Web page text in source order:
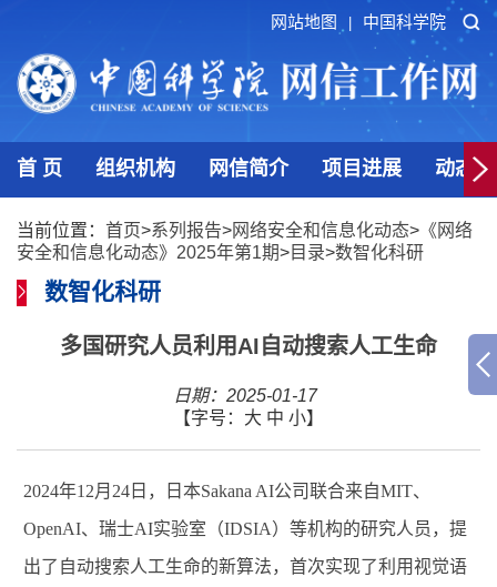
网站地图 中国科学院
首 页 组织机构 网信简介 项目进展 动态
当前位置： 首页>系列报告>网络安全和信息化动态> 《网络
安全和信息化动态》2025年第1期>目录>数智化科研
数智化科研
多国研究人员利用AI自动搜索人工生命
日期：2025-01-17
【字号： 大 中 小】
2024年12月 24 日，日本Sakana AI公司联合来自MIT、
OpenAI、瑞士AI实验室（IDSIA）等机构的研究人员，提
出了自动搜索人工生命的新算法，首次实现了利用视觉语